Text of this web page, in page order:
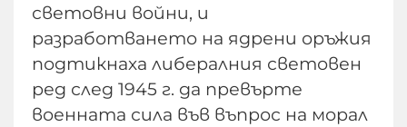
световни войни, и
разработването на ядрени оръжия
подтикнаха либералния световен
ред след 1945 г. да превърте
военната сила във въпрос на морал